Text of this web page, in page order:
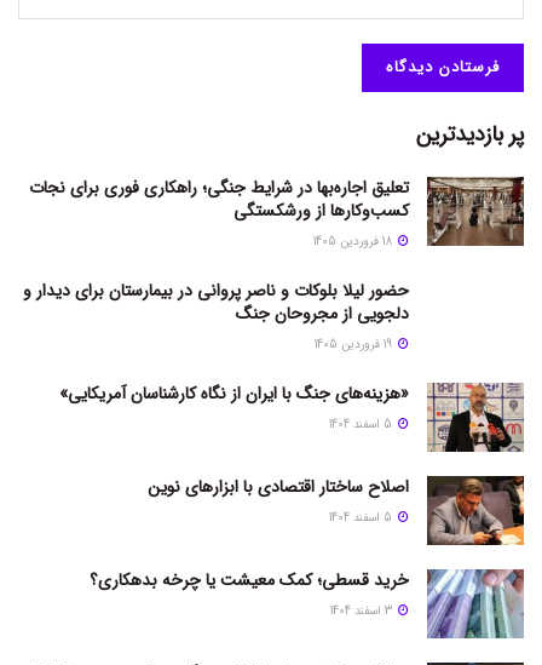
پر بازدیدترین
تعلیق اجاره‌بها در شرایط جنگی؛ راهکاری فوری برای نجات
کسب‌وکارها از ورشکستگی
حضور لیلا بلوکات و ناصر پروانی در بیمارستان برای دیدار و
دلجویی از مجروحان جنگ
«هزینه‌های جنگ با ایران از نگاه کارشناسان آمریکایی»
اصلاح ساختار اقتصادی با ابزارهای نوین
خرید قسطی؛ کمک معیشت یا چرخه بدهکاری؟